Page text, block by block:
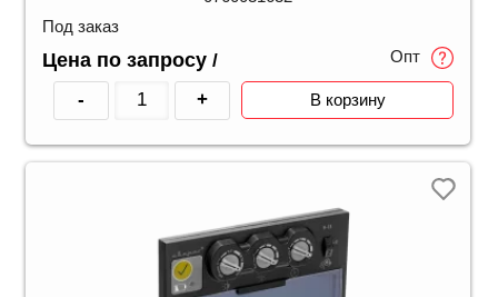
Под заказ
Цена по запросу / Опт
- + В корзину